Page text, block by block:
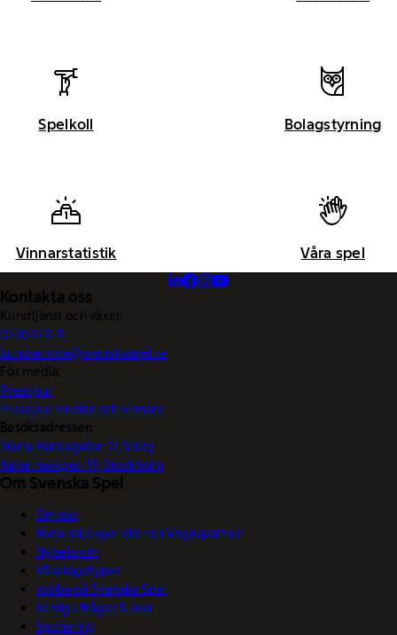
Spelkoll Bolagstyrning
Vinnarstatistik Våra spel
Kontakta oss
Kundtjänst och växel:
0770-11 11 11
kundservice@svenskaspel.se
För media:
Pressjour
Pressjour vinster och vinnare
Besöksadresser:
Norra Hansegatan 17, Visby
Katarinavägen 15, Stockholm
Om Svenska Spel
Om oss
Börja sälja spel eller bli Vegaspartner
Nyhetsrum
Våra logotyper
Jobba på Svenska Spel
Vanliga frågor & svar
Sponsring